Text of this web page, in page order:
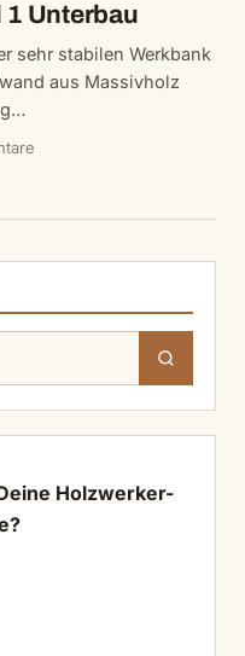
1 Unterbau
sehr stabilen Werkbank
aus Massivholz
Holzwerker-